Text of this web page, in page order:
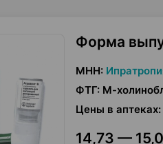
Форма
МНН:
ФТГ: М-
Цены в аптеках:
14,73 —